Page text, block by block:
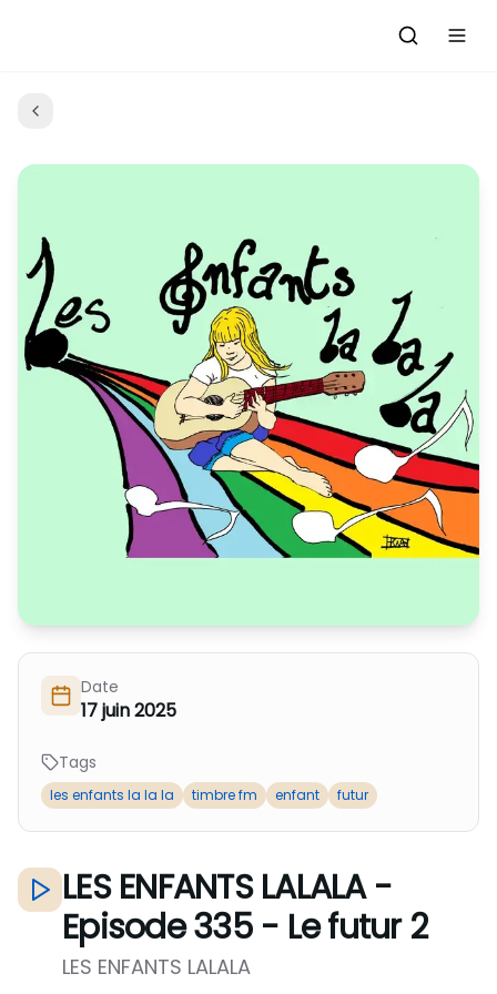
Actualités
Emissions
Grille des Programmes
C'était quoi ce morceau?
L'Association
L'équipe et les bénévoles
Nous rejoindre : Participer
Les Ateliers Radio
Les créations des Ateliers
Nos prestations
Nous Soutenir / Adhérer
Exprime ton soutien
La newsletter
Date
17 juin 2025
Tags
les enfants la la la timbre fm enfant futur
LES ENFANTS LALALA -
Episode 335 - Le futur 2
LES ENFANTS LALALA